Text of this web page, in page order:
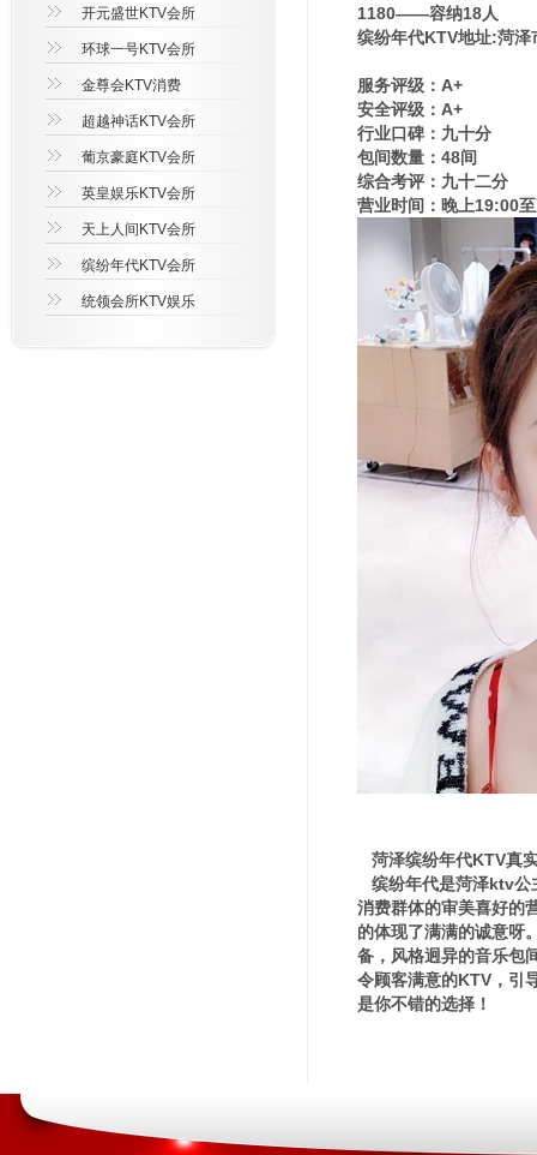
开元盛世KTV会所
环球一号KTV会所
金尊会KTV消费
超越神话KTV会所
葡京豪庭KTV会所
英皇娱乐KTV会所
天上人间KTV会所
缤纷年代KTV会所
统领会所KTV娱乐
1180——容纳18人
缤纷年代KTV地址:菏
服务评级：A+
安全评级：A+
行业口碑：九十分
包间数量：48间
综合考评：九十二分
营业时间：晚上19:00
菏泽缤纷年代KTV真
缤纷年代是菏泽ktv公
消费群体的审美喜好的
的体现了满满的诚意呀
备，风格迥异的音乐包
令顾客满意的KTV，引
是你不错的选择！